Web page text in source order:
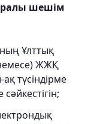
шешім
Ұлттық
ЖЖҚ
түсіндірме